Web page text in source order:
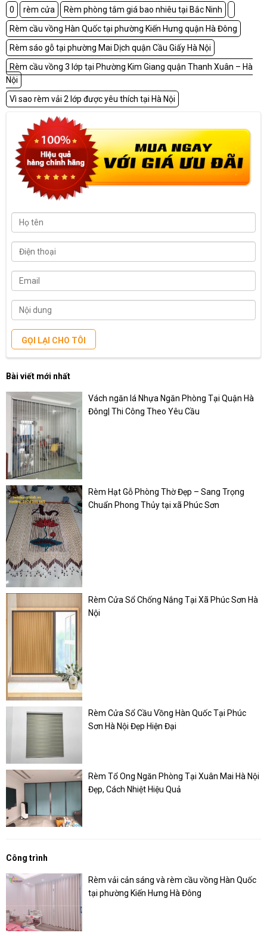
0 rèm cửa
Rèm phòng tắm giá bao nhiêu tại Bắc Ninh
Rèm cầu vồng Hàn Quốc tại phường Kiến Hưng quận Hà Đông
Rèm sáo gỗ tại phường Mai Dịch quận Cầu Giấy Hà Nội
Rèm cầu vồng 3 lớp tại Phường Kim Giang quận Thanh Xuân – Hà
Nội
Vì sao rèm vải 2 lớp được yêu thích tại Hà Nội
GỌI LẠI CHO TÔI
Bài viết mới nhất
Vách ngăn lá Nhựa Ngăn Phòng Tại Quận Hà
Đông| Thi Công Theo Yêu Cầu
Rèm Hạt Gỗ Phòng Thờ Đẹp – Sang Trọng
Chuẩn Phong Thủy tại xã Phúc Sơn
Rèm Cửa Sổ Chống Nắng Tại Xã Phúc Sơn Hà
Nội
Rèm Cửa Sổ Cầu Vồng Hàn Quốc Tại Phúc
Sơn Hà Nội Đẹp Hiện Đại
Rèm Tổ Ong Ngăn Phòng Tại Xuân Mai Hà Nội
Đẹp, Cách Nhiệt Hiệu Quả
Công trình
Rèm vải cản sáng và rèm cầu vồng Hàn Quốc
tại phường Kiến Hưng Hà Đông